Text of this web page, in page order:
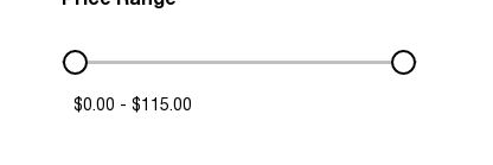
48
$0.00 - $115.00